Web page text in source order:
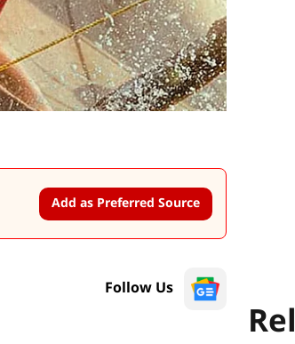
Add as Preferred Source
Follow Us